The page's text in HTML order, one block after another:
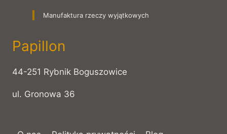
DREWNIANYCH
RAJU
Manufaktura rzeczy wyjątkowych
Papillon
44-251 Rybnik Boguszowice
ul. Gronowa 36